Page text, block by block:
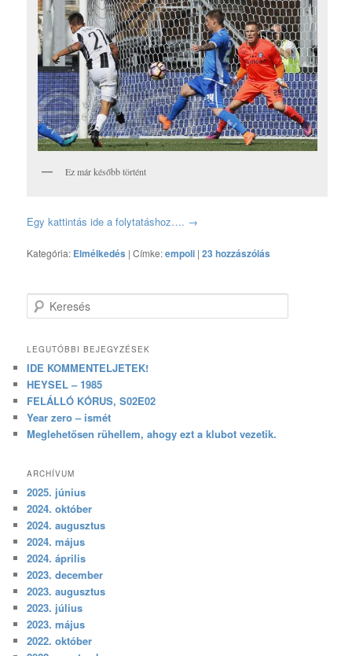
Ez már később történt
Egy kattintás ide a folytatáshoz…. →
Kategória: Elmélkedés |Címke:empoli |23 hozzászólás
Keresés
LEGUTÓBBI BEJEGYZÉSEK
IDE KOMMENTELJETEK!
HEYSEL – 1985
FELÁLLÓ KÓRUS, S02E02
Year zero – ismét
Meglehetősen rühellem, ahogy ezt a klubot vezetik.
ARCHÍVUM
2025. június
2024. október
2024. augusztus
2024. május
2024. április
2023. december
2023. augusztus
2023. július
2023. május
2022. október